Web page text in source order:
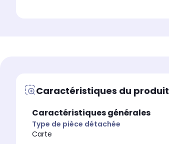
Caractéristiques du produit
Caractéristiques générales
Type de pièce détachée
Carte